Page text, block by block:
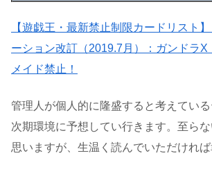
【遊戯王・最新禁止制限カードリスト
ーション改訂（2019.7月）：ガンドラX
メイド禁止！
管理人が個人的に隆盛すると考えている
次期環境に予想してい行きます。至ら
思いますが、生温く読んでいただければ